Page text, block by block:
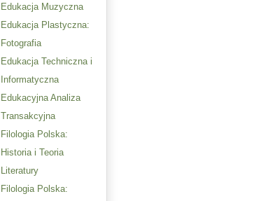
Edukacja Muzyczna
Edukacja Plastyczna:
Fotografia
Edukacja Techniczna i
Informatyczna
Edukacyjna Analiza
Transakcyjna
Filologia Polska:
Historia i Teoria
Literatury
Filologia Polska: